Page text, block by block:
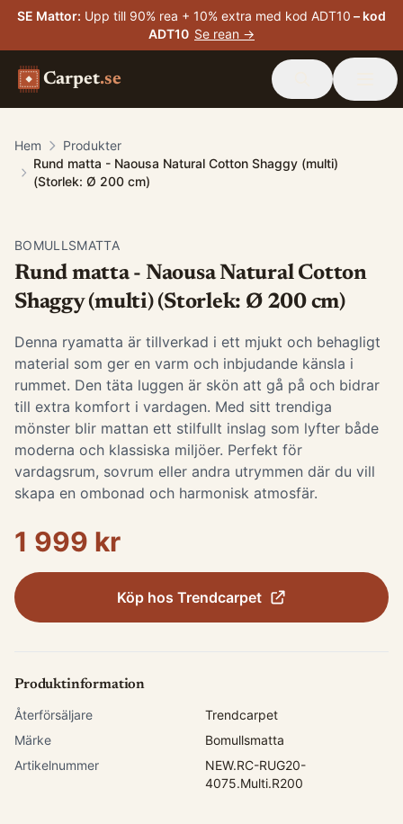
SE Mattor: Upp till 90% rea + 10% extra med kod ADT10 – kod
ADT10 Se rean →
Carpet.se
Hem
Produkter
Rund matta - Naousa Natural Cotton Shaggy (multi)
(Storlek: Ø 200 cm)
BOMULLSMATTA
Rund matta - Naousa Natural Cotton
Shaggy (multi) (Storlek: Ø 200 cm)
Denna ryamatta är tillverkad i ett mjukt och behagligt
material som ger en varm och inbjudande känsla i
rummet. Den täta luggen är skön att gå på och bidrar
till extra komfort i vardagen. Med sitt trendiga
mönster blir mattan ett stilfullt inslag som lyfter både
moderna och klassiska miljöer. Perfekt för
vardagsrum, sovrum eller andra utrymmen där du vill
skapa en ombonad och harmonisk atmosfär.
1 999 kr
Köp hos Trendcarpet
Produktinformation
Återförsäljare
Trendcarpet
Märke
Bomullsmatta
Artikelnummer
NEW.RC-RUG20-
4075.Multi.R200